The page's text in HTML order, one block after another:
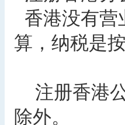
香港没有
算，纳税是
注册香港
除外。